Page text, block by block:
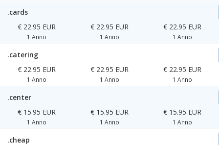
.cards
€ 22.95 EUR
1 Anno
€ 22.95 EUR
1 Anno
€ 22.95 EUR
1 Anno
.catering
€ 22.95 EUR
1 Anno
€ 22.95 EUR
1 Anno
€ 22.95 EUR
1 Anno
.center
€ 15.95 EUR
1 Anno
€ 15.95 EUR
1 Anno
€ 15.95 EUR
1 Anno
.cheap